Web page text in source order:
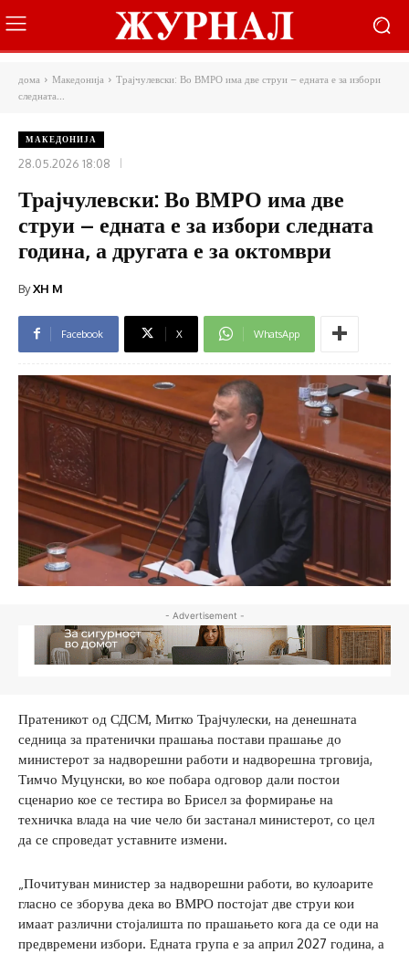
дома Македонија
Трајчулевски: Во ВМРО има две струи – едната е за избори
следната...
МАКЕДОНИЈА
28.05.2026 18:08
Трајчулевски: Во ВМРО има две
струи – едната е за избори следната
година, а другата е за октомври
ByXH M
Facebook X WhatsApp
- Advertisement -
Пратеникот од СДСМ, Митко Трајчулески, на денешната
седница за пратенички прашања постави прашање до
министерот за надворешни работи и надворешна трговија,
Тимчо Муцунски, во кое побара одговор дали постои
сценарио кое се тестира во Брисел за формирање на
техничка влада на чие чело би застанал министерот, со цел
да се спроведат уставните измени.
„Почитуван министер за надворешни работи, во кулоарите
гласно се зборува дека во ВМРО постојат две струи кои
имаат различни стојалишта по прашањето кога да се оди на
предвремени избори. Едната група е за април 2027 година, а